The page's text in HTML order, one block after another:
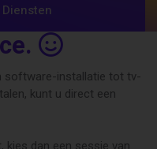
software-installatie tot tv-
kunt u direct een
kies dan een sessie van